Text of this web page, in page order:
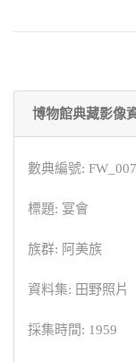
博物館典藏影像
數典編號:
標題: 宴會
族群: 阿美族
資料集: 田野照片
採集時間: 1959